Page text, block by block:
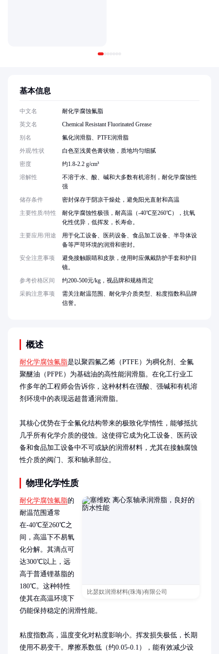
概述
耐化学腐蚀氟脂是以聚四氟乙烯（PTFE）为稠化剂、全氟
聚醚油（PFPE）为基础油的高性能润滑脂。在化工行业工
作多年的工程师会告诉你，这种材料在强酸、强碱和有机溶
剂环境中的表现远超普通润滑脂。
其核心优势在于全氟化结构带来的极致化学惰性，能够抵抗
几乎所有化学介质的侵蚀。这使得它成为化工设备、医药设
备和食品加工设备中不可或缺的润滑材料，尤其在接触腐蚀
性介质的阀门、泵和轴承部位。
物理化学性质
比瑟奴润滑材料(珠海)有限公司
耐化学腐蚀氟脂的
耐温范围通常
在-40℃至260℃之
间，高温下不易氧
化分解。其滴点可
达300℃以上，远
高于普通锂基脂的
180℃。这种特性
使其在高温环境下
仍能保持稳定的润滑性能。
粘度指数高，温度变化对粘度影响小。挥发损失极低，长期
使用不易变干。摩擦系数低（约0.05-0.1），能有效减少设
基本信息
中文名
耐化学腐蚀氟脂
英文名
Chemical Resistant Fluorinated Grease
别名
氟化润滑脂、PTFE润滑脂
外观/性状
白色至浅黄色膏状物，质地均匀细腻
密度
约1.8-2.2 g/cm³
溶解性
不溶于水、酸、碱和大多数有机溶剂，耐化学腐蚀性
强
储存条件
密封保存于阴凉干燥处，避免阳光直射和高温
主要性质/特性
耐化学腐蚀性极强，耐高温（-40℃至260℃），抗氧
化性优异，低挥发，长寿命。
主要应用/用途
用于化工设备、医药设备、食品加工设备、半导体设
备等严苛环境的润滑和密封。
安全注意事项
避免接触眼睛和皮肤，使用时应佩戴防护手套和护目
镜。
参考价格区间
约200-500元/kg，视品牌和规格而定
采购注意事项
需关注耐温范围、耐化学介质类型、粘度指数和品牌
信誉。